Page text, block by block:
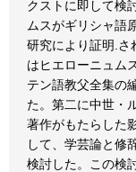
クストに即して検
ムスがギリシャ語
研究により証明.さ
はヒエローニュム
テン語教父全集の
た。第二に中世・
著作がもたらした
して、学芸論と修
検討した。この検